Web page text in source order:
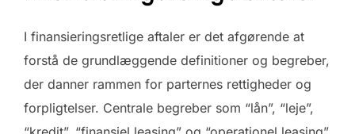
I finansieringsretlige aftaler er det afgørende at
forstå de grundlæggende definitioner og begreber,
der danner rammen for parternes rettigheder og
forpligtelser. Centrale begreber som “lån”, “leje”,